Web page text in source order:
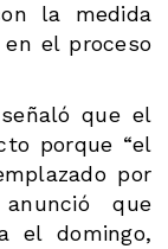
la medida
el proceso
que el
porque “el
por
que
el domingo,